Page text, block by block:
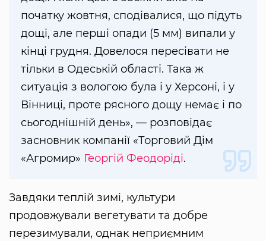
початку жовтня, сподівалися, що підуть
дощі, але перші опади (5 мм) випали у
кінці грудня. Довелося пересівати не
тільки в Одеській області. Така ж
ситуація з вологою була і у Херсоні, і у
Вінниці, проте рясного дощу немає і по
сьогоднішній день», — розповідає
засновник компанії «Торговий Дім
«Агромир» Георгій Феодоріді.
Завдяки теплій зимі, культури
продовжували вегетувати та добре
перезимували, однак неприємним